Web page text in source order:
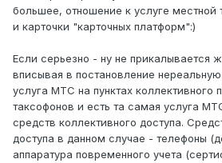
большее, отношение к услуге местной
и карточки "карточных платформ":)
Если серьезно - ну не прикалывается
вписывая в постановление
услуга МТС на пунктах коллективного
таксофонов и есть та самая услуга
средств коллективного доступа.
доступа в данном случае - телефоны
аппаратура повременного учета